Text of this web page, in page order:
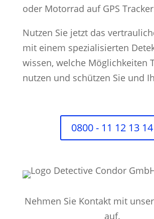
oder Motorrad auf GPS
Nutzen Sie jetzt das
mit einem spezialisierten
wissen, welche Möglichkeiten
nutzen und schützen Sie und
0800 - 11 12 13 14
Nehmen Sie Kontakt mit
auf.